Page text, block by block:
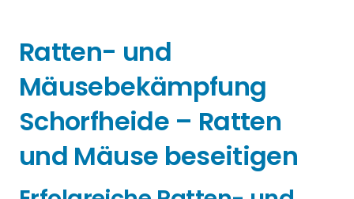
Ratten- und
Mäusebekämpfung
Schorfheide – Ratten
und Mäuse beseitigen